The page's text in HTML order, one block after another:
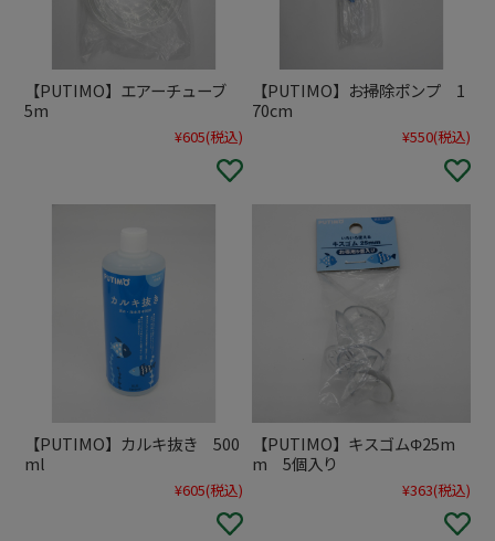
【PUTIMO】エアーチューブ
5m
¥605(税込)
【PUTIMO】お掃除ポンプ 1
70cm
¥550(税込)
【PUTIMO】カルキ抜き 500
ml
¥605(税込)
【PUTIMO】キスゴムΦ25m
m 5個入り
¥363(税込)